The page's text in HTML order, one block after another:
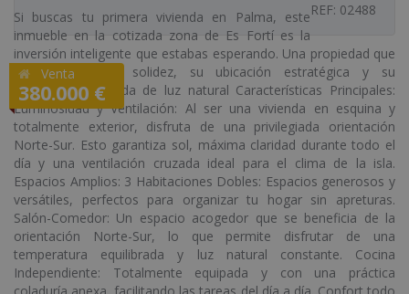
REF: 02488
Venta
380.000 €
Si buscas tu primera vivienda en Palma, este
inmueble en la cotizada zona de Es Fortí es la
inversión inteligente que estabas esperando. Una propiedad que
destaca por su solidez, su ubicación estratégica y su
excepcional entrada de luz natural Características Principales:
Luminosidad y Ventilación: Al ser una vivienda en esquina y
totalmente exterior, disfruta de una privilegiada orientación
Norte-Sur. Esto garantiza sol, máxima claridad durante todo el
día y una ventilación cruzada ideal para el clima de la isla.
Espacios Amplios: 3 Habitaciones Dobles: Espacios generosos y
versátiles, perfectos para organizar tu hogar sin apreturas.
Salón-Comedor: Un espacio acogedor que se beneficia de la
orientación Norte-Sur, lo que permite disfrutar de una
temperatura equilibrada y luz natural constante. Cocina
Independiente: Totalmente equipada y con una práctica